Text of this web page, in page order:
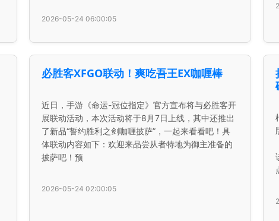
2026-05-24 06:00:05
必胜客XFGO联动！爽吃吾王EX咖喱棒
近日，手游《命运-冠位指定》官方宣布将与必胜客开
展联动活动，本次活动将于8月7日上线，其中还推出
了新品“誓约胜利之剑咖喱披萨”，一起来看看吧！具
体联动内容如下：欢迎来品尝从者特地为御主准备的
披萨吧！预
2026-05-24 02:00:05